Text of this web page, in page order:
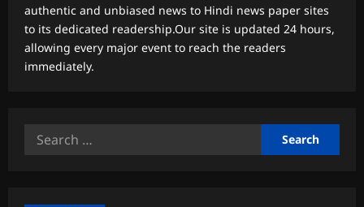
authentic and unbiased news to Hindi news paper sites
to its dedicated readership.Our site is updated 24 hours,
allowing every major event to reach the readers
immediately.
Search